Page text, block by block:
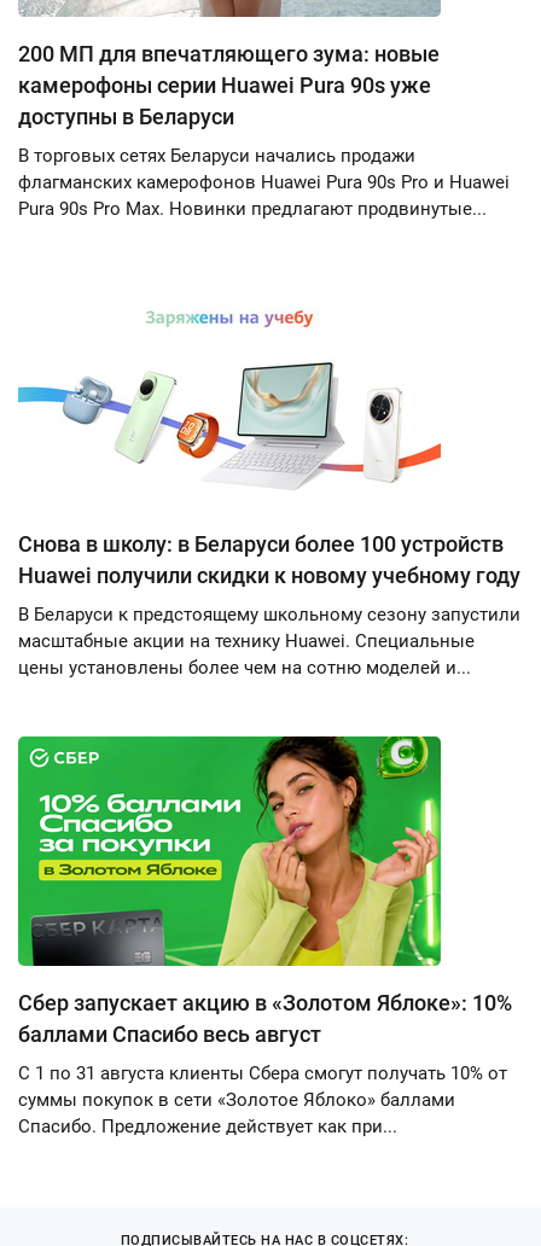
200 МП для впечатляющего зума: новые
камерофоны серии Huawei Pura 90s уже
доступны в Беларуси
В торговых сетях Беларуси начались продажи
флагманских камерофонов Huawei Pura 90s Pro и Huawei
Pura 90s Pro Max. Новинки предлагают продвинутые...
Снова в школу: в Беларуси более 100 устройств
Huawei получили скидки к новому учебному году
В Беларуси к предстоящему школьному сезону запустили
масштабные акции на технику Huawei. Специальные
цены установлены более чем на сотню моделей и...
Сбер запускает акцию в «Золотом Яблоке»: 10%
баллами Спасибо весь август
С 1 по 31 августа клиенты Сбера смогут получать 10% от
суммы покупок в сети «Золотое Яблоко» баллами
Спасибо. Предложение действует как при...
ПОДПИСЫВАЙТЕСЬ НА НАС В СОЦСЕТЯХ: